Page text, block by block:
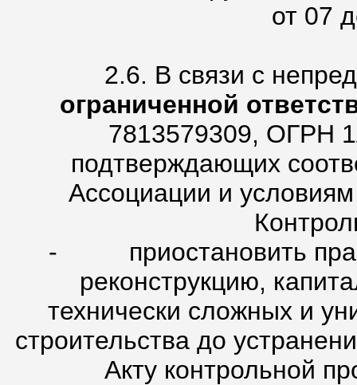
от 07
2.6. В связи с
ограниченной
7813579309, ОГРН
подтверждающих
Ассоциации и
- приостановить
реконструкцию,
технически сложных и
строительства до
Акту контрольной